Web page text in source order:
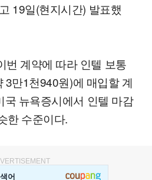
19일(현지시간) 발표했
번 계약에 따라 인텔 보통
3만1천940원)에 매입할 계
국 뉴욕증시에서 인텔 마감
한 수준이다.